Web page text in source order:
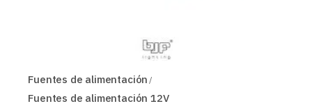
Fuentes de alimentación
Fuentes de alimentación 12V